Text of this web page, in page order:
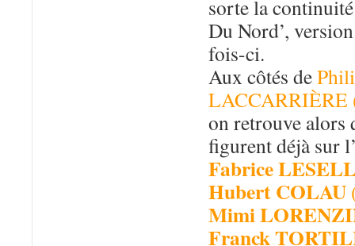
sorte la
Du Nord’,
fois-ci.
Aux côtés de
LACCARRIÈRE
on retrouve alors
figurent déjà sur
Fabrice
Hubert COLAU
Mimi
Franck